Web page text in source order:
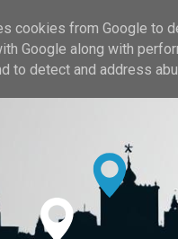
cookies from Google to
Google along with
to detect and address